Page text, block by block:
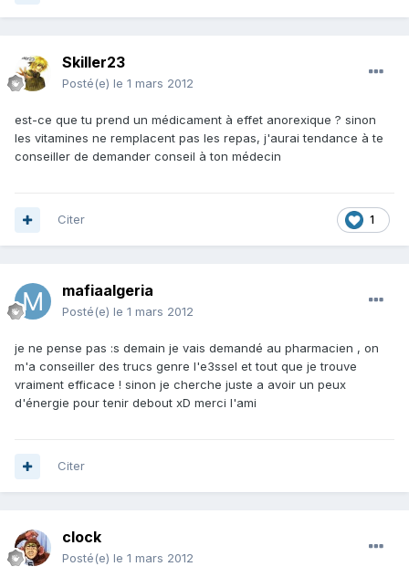
Skiller23
Posté(e) le 1 mars 2012
est-ce que tu prend un médicament à effet anorexique ? sinon
les vitamines ne remplacent pas les repas, j'aurai tendance à te
conseiller de demander conseil à ton médecin
1
Citer
mafiaalgeria
Posté(e) le 1 mars 2012
je ne pense pas :s demain je vais demandé au pharmacien , on
m'a conseiller des trucs genre l'e3ssel et tout que je trouve
vraiment efficace ! sinon je cherche juste a avoir un peux
d'énergie pour tenir debout xD merci l'ami
Citer
clock
Posté(e) le 1 mars 2012